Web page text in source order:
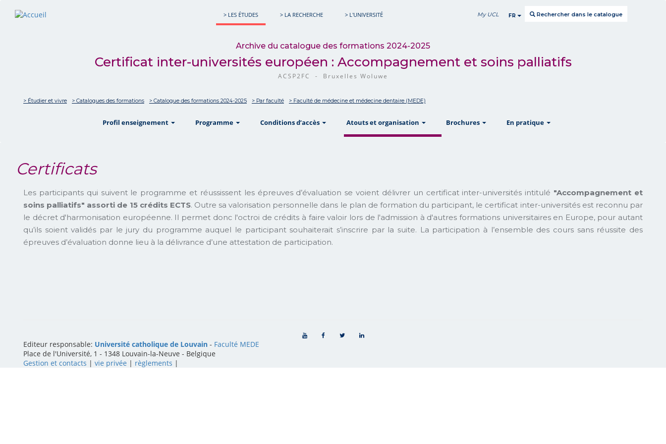
> LES ÉTUDES > LA RECHERCHE > L'UNIVERSITÉ My UCL FR Rechercher dans le catalogue
Archive du catalogue des formations 2024-2025
Certificat inter-universités européen : Accompagnement et soins palliatifs
ACSP2FC - Bruxelles Woluwe
> Étudier et vivre > Catalogues des formations > Catalogue des formations 2024-2025 > Par faculté > Faculté de médecine et médecine dentaire (MEDE)
Profil enseignement Programme showConditions d’accès showAtouts et organisation Brochures En pratique
Certificats
Les participants qui suivent le programme et réussissent les épreuves d’évaluation se voient délivrer un certificat inter-universités intitulé "Accompagnement et
soins palliatifs" assorti de 15 crédits ECTS. Outre sa valorisation personnelle dans le plan de formation du participant, le certificat inter-universités est reconnu par
le décret d'harmonisation européenne. Il permet donc l'octroi de crédits à faire valoir lors de l'admission à d'autres formations universitaires en Europe, pour autant
qu’ils soient validés par le jury du programme auquel le participant souhaiterait s’inscrire par la suite. La participation à l’ensemble des cours sans réussite des
épreuves d’évaluation donne lieu à la délivrance d’une attestation de participation.
Editeur responsable: Université catholique de Louvain - Faculté MEDE
Place de l'Université, 1 - 1348 Louvain-la-Neuve - Belgique
Gestion et contacts | vie privée | règlements |